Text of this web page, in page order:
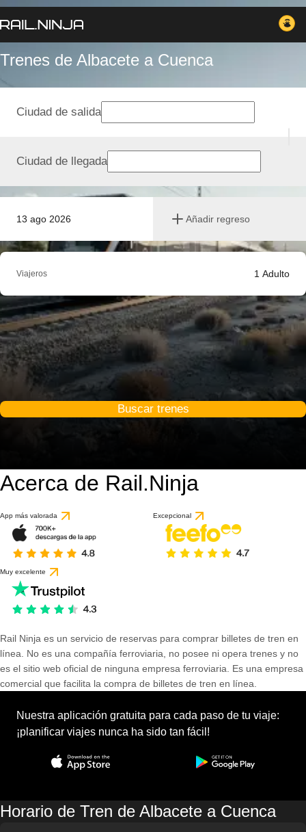
Trenes de Albacete a Cuenca
13 ago 2026 Añadir regreso
Ciudad de salida
Ciudad de llegada
Viajeros 1 Adulto
Buscar trenes
Acerca de Rail.Ninja
App más valorada Excepcional
Muy excelente
Rail Ninja es un servicio de reservas para comprar billetes de tren en
línea. No es una compañía ferroviaria, no posee ni opera trenes y no
es el sitio web oficial de ninguna empresa ferroviaria. Es una empresa
comercial que facilita la compra de billetes de tren en línea.
Nuestra aplicación gratuita para cada paso de tu viaje:
¡planificar viajes nunca ha sido tan fácil!
Horario de Tren de Albacete a Cuenca